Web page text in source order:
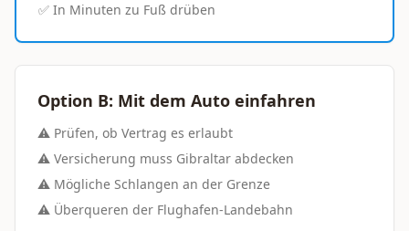
✅ In Minuten zu Fuß drüben
Option B: Mit dem Auto einfahren
⚠️ Prüfen, ob Vertrag es erlaubt
⚠️ Versicherung muss Gibraltar abdecken
⚠️ Mögliche Schlangen an der Grenze
⚠️ Überqueren der Flughafen-Landebahn